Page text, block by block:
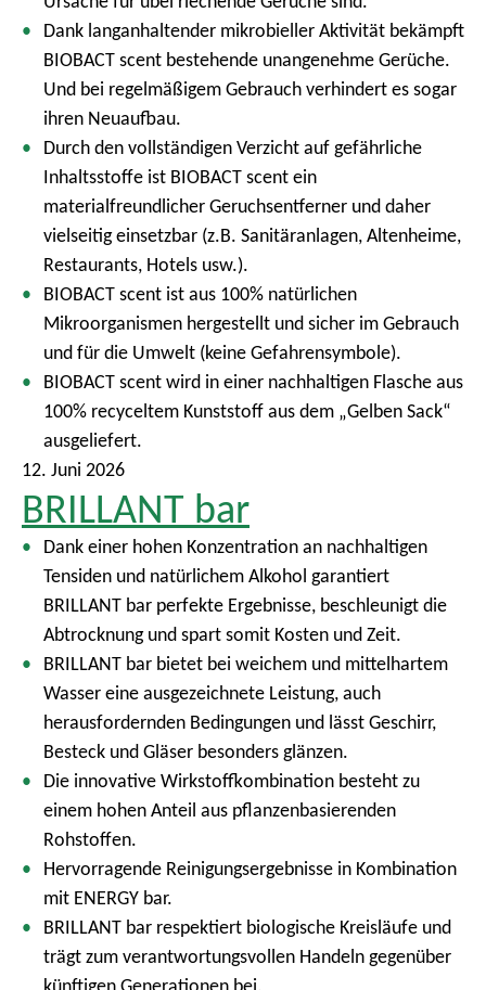
Dank langanhaltender mikrobieller Aktivität bekämpft
BIOBACT scent bestehende unangenehme Gerüche.
Und bei regelmäßigem Gebrauch verhindert es sogar
ihren Neuaufbau.
Durch den vollständigen Verzicht auf gefährliche
Inhaltsstoffe ist BIOBACT scent ein
materialfreundlicher Geruchsentferner und daher
vielseitig einsetzbar (z.B. Sanitäranlagen, Altenheime,
Restaurants, Hotels usw.).
BIOBACT scent ist aus 100% natürlichen
Mikroorganismen hergestellt und sicher im Gebrauch
und für die Umwelt (keine Gefahrensymbole).
BIOBACT scent wird in einer nachhaltigen Flasche aus
100% recyceltem Kunststoff aus dem „Gelben Sack“
ausgeliefert.
12. Juni 2026
BRILLANT bar
Dank einer hohen Konzentration an nachhaltigen
Tensiden und natürlichem Alkohol garantiert
BRILLANT bar perfekte Ergebnisse, beschleunigt die
Abtrocknung und spart somit Kosten und Zeit.
BRILLANT bar bietet bei weichem und mittelhartem
Wasser eine ausgezeichnete Leistung, auch
herausfordernden Bedingungen und lässt Geschirr,
Besteck und Gläser besonders glänzen.
Die innovative Wirkstoffkombination besteht zu
einem hohen Anteil aus pflanzenbasierenden
Rohstoffen.
Hervorragende Reinigungsergebnisse in Kombination
mit ENERGY bar.
BRILLANT bar respektiert biologische Kreisläufe und
trägt zum verantwortungsvollen Handeln gegenüber